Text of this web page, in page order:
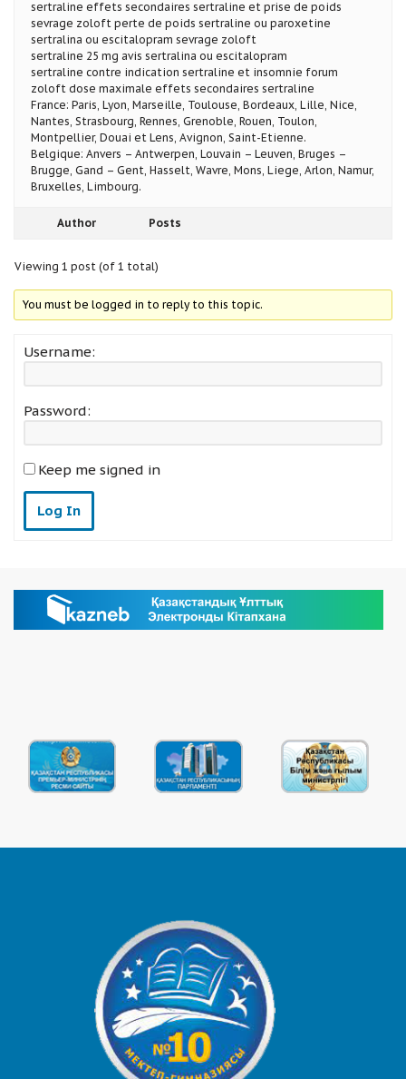
sertraline effets secondaires sertraline et prise de poids
sevrage zoloft perte de poids sertraline ou paroxetine
sertralina ou escitalopram sevrage zoloft
sertraline 25 mg avis sertralina ou escitalopram
sertraline contre indication sertraline et insomnie forum
zoloft dose maximale effets secondaires sertraline
France: Paris, Lyon, Marseille, Toulouse, Bordeaux, Lille, Nice,
Nantes, Strasbourg, Rennes, Grenoble, Rouen, Toulon,
Montpellier, Douai et Lens, Avignon, Saint-Etienne.
Belgique: Anvers – Antwerpen, Louvain – Leuven, Bruges –
Brugge, Gand – Gent, Hasselt, Wavre, Mons, Liege, Arlon, Namur,
Bruxelles, Limbourg.
Author Posts
Viewing 1 post (of 1 total)
You must be logged in to reply to this topic.
Username:
Password:
Keep me signed in
Log In